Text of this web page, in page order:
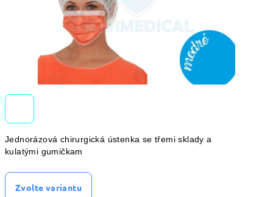
Jednorázová chirurgická ústenka se třemi sklady a
kulatými gumičkam
Zvolte variantu